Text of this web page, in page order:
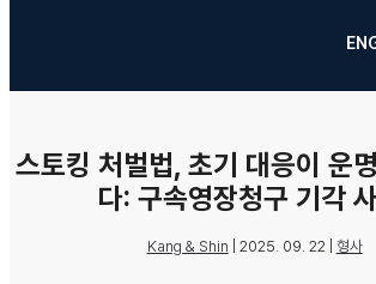
스토킹 처벌법, 초기 대응이 운
다: 구속영장청구 기각
Kang & Shin 2025. 09. 22| 형사